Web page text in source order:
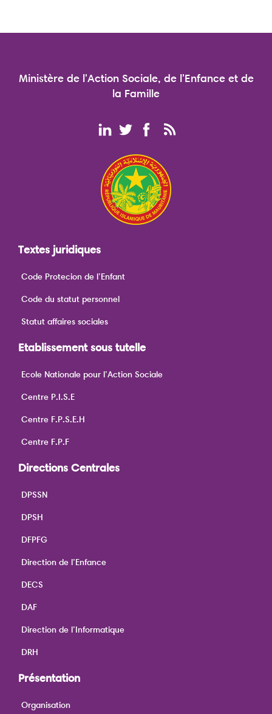
Ministère de l'Action Sociale, de l'Enfance et de
la Famille
Textes juridiques
Code Protecion de l’Enfant
Code du statut personnel
Statut affaires sociales
Etablissement sous tutelle
Ecole Nationale pour l’Action Sociale
Centre P.I.S.E
Centre F.P.S.E.H
Centre F.P.F
Directions Centrales
DPSSN
DPSH
DFPFG
Direction de l’Enfance
DECS
DAF
Direction de l’Informatique
DRH
Présentation
Organisation